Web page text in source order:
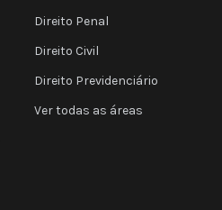
Direito Penal
Direito Civil
Direito Previdenciário
Ver todas as áreas